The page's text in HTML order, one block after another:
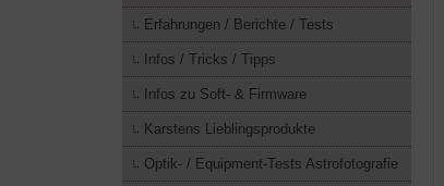
Erfahrungen / Berichte / Tests
Infos / Tricks / Tipps
Infos zu Soft- & Firmware
Karstens Lieblingsprodukte
Optik- / Equipment-Tests Astrofotografie